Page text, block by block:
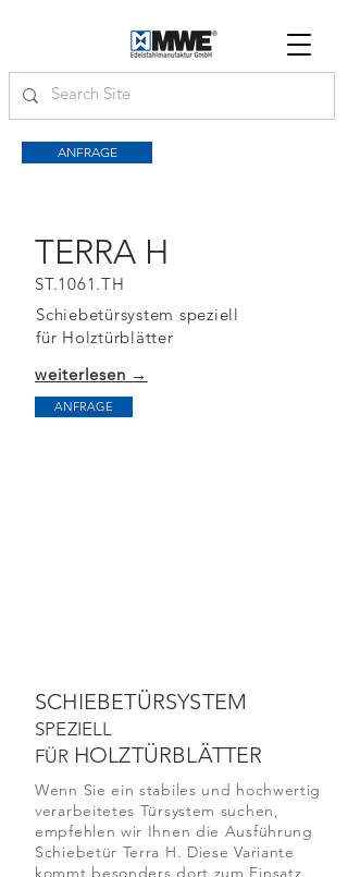
ANFRAGE
SCHIEBETÜRSYSTEM
SPEZIELL
FÜR HOLZTÜRBLÄTTER
Wenn Sie ein stabiles und hochwertig
verarbeitetes Türsystem suchen,
empfehlen wir Ihnen die Ausführung
Schiebetür Terra H. Diese Variante
kommt besonders dort zum Einsatz,
TERRA H
ST.1061.TH
Schiebetürsystem speziell
für Holztürblätter
weiterlesen →
ANFRAGE